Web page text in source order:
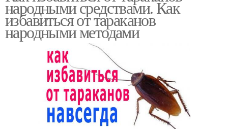
народными средствами. Как
избавиться от тараканов
народными методами